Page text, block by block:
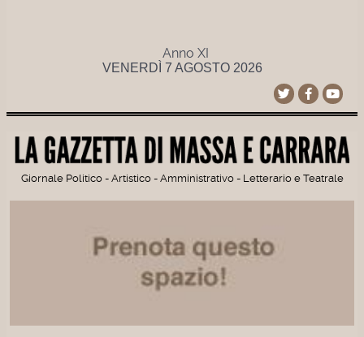
Anno XI
VENERDÌ 7 AGOSTO 2026
Giornale Politico - Artistico - Amministrativo - Letterario e Teatrale